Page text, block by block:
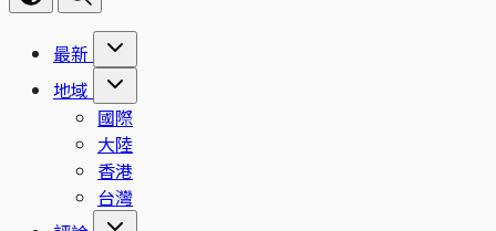
最新
地域
國際
大陸
香港
台灣